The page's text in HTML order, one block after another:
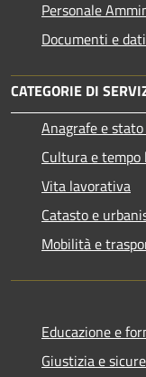
Personale
Documenti e dati
CATEGORIE DI
Anagrafe e
Cultura e tempo
Vita lavorativa
Catasto e
Mobilità e
Educazione e
Giustizia e